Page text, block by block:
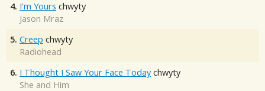
4. I'm Yours chwyty
Jason Mraz
5. Creep chwyty
Radiohead
6. I Thought I Saw Your Face Today chwyty
She and Him